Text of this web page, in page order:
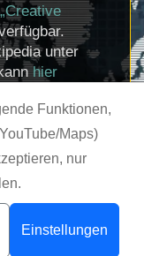
Funktionen,
Maps)
nur
Einstellungen
„Creative
unter
hier
können
abgerufen